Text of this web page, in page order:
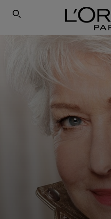
ΕΓΓΡΑΦΕΙΤΕ
SEARCH THIS SITE